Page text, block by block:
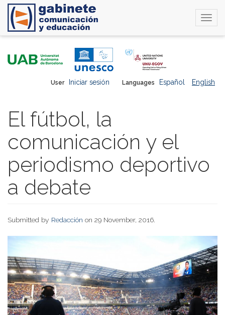
Languages Español English
User Iniciar sesión
El fútbol, la
comunicación y el
periodismo deportivo
a debate
Submitted by Redacción on 29 November, 2016.